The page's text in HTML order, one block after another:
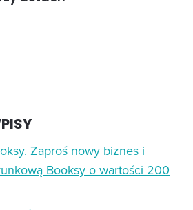
Zaproś nowy biznes i
Booksy o wartości 200